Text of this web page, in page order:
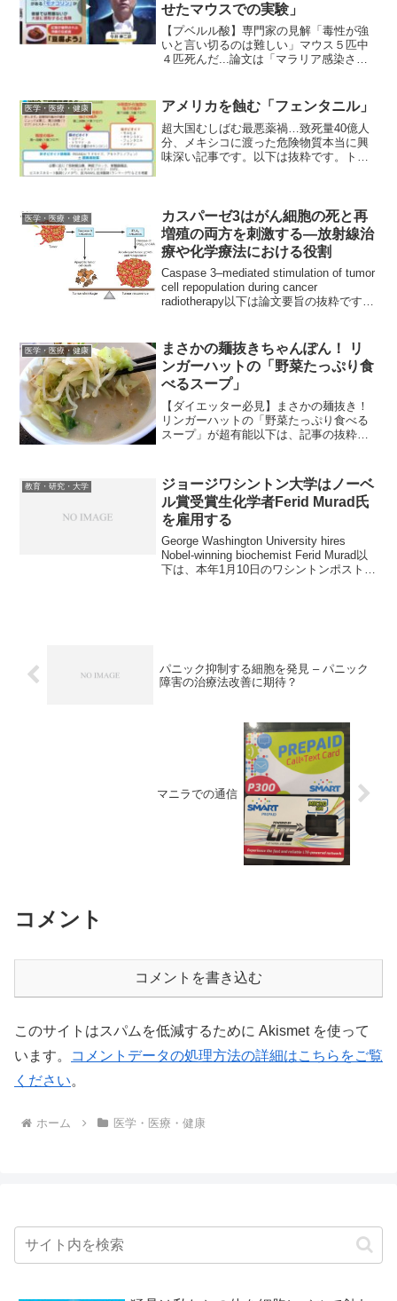
せたマウスでの実験」
【プベルル酸】専門家の見解「毒性が強
いと言い切るのは難しい」マウス５匹中
４匹死んだ...論文は「マラリア感染させ
麹成分を含むサプリメントの問題で、想
定外の物質の可能性と...
医学・医療・健康 アメリカを蝕む「フェンタニル」
超大国むしばむ最悪薬禍…致死量40億人
分、メキシコに渡った危険物質本当に興
味深い記事です。以下は抜粋です。トラ
の強硬策をしかけようと...
医学・医療・健康
カスパーゼ3はがん細胞の死と再
増殖の両方を刺激する―放射線治
療や化学療法における役割
Caspase 3–mediated stimulation of tumor
cell repopulation during cancer
radiotherapy以下は論文要旨の抜粋です。
医学・医療・健康
まさかの麺抜きちゃんぽん！ リ
ンガーハットの「野菜たっぷり食
べるスープ」
【ダイエッター必見】まさかの麺抜き！
リンガーハットの「野菜たっぷり食べる
スープ」が超有能以下は、記事の抜粋と
う。そんなダイエッター諸君に耳寄りな
お知らせだ。 あの...
教育・研究・大学
ジョージワシントン大学はノーベ
ル賞受賞生化学者Ferid Murad氏
を雇用する
George Washington University hires
Nobel-winning biochemist Ferid Murad以
下は、本年1月10日のワシントンポストの
パニック抑制する細胞を発見 – パニック
障害の治療法改善に期待？
マニラでの通信
コメント
コメントを書き込む
このサイトはスパムを低減するために Akismet を使って
います。
コメントデータの処理方法の詳細はこちらをご覧
ください。
ホーム 医学・医療・健康